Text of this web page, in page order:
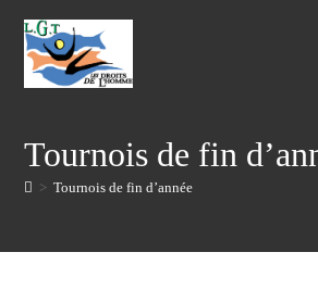
Tournois de fin
> Tournois de fin d’année